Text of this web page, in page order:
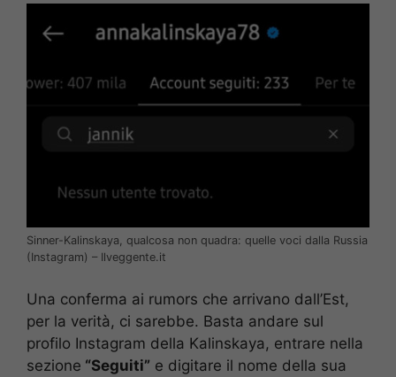
Sinner-Kalinskaya, qualcosa non quadra: quelle voci dalla Russia
(Instagram) – Ilveggente.it
Una conferma ai rumors che arrivano dall’Est,
per la verità, ci sarebbe. Basta andare sul
profilo Instagram della Kalinskaya, entrare nella
sezione “Seguiti” e digitare il nome della sua